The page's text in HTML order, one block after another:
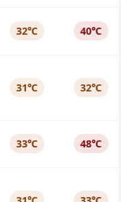
32℃ 40℃
31℃ 32℃
33℃ 48℃